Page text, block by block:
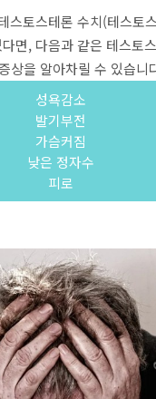
스토스테론 수치(테스토
면, 다음과 같은 테스토
상을 알아차릴 수 있습니
성욕감소
발기부전
가슴커짐
낮은 정자수
피로